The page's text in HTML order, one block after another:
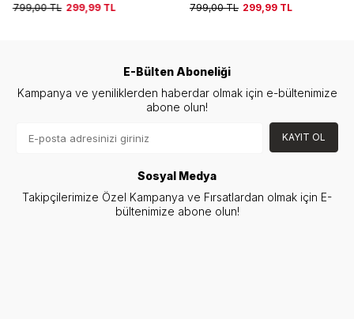
799,00TL 299,99TL
799,00TL 299,99TL
E-Bülten Aboneliği
Kampanya ve yeniliklerden haberdar olmak için e-bültenimize
abone olun!
KAYIT OL
Sosyal Medya
Takipçilerimize Özel Kampanya ve Fırsatlardan olmak için E-
bültenimize abone olun!